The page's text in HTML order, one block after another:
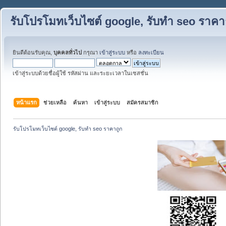
รับโปรโมทเว็บไซต์ google, รับทำ seo ราค
ยินดีต้อนรับคุณ, บุคคลทั่วไป กรุณา เข้าสู่ระบบ หรือ ลงทะเบียน
เข้าสู่ระบบด้วยชื่อผู้ใช้ รหัสผ่าน และระยะเวลาในเซสชั่น
หน้าแรก ช่วยเหลือ ค้นหา เข้าสู่ระบบ สมัครสมาชิก
รับโปรโมทเว็บไซต์ google, รับทำ seo ราคาถูก